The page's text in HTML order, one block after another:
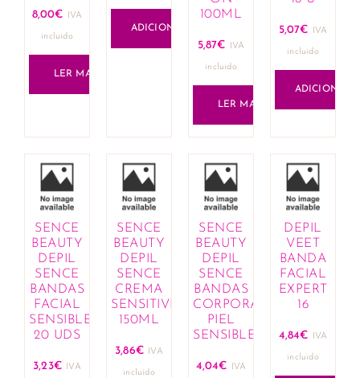
8,00€ IVA
incluido
LER MAIS
ADICIONAR
100ML
5,87€ IVA
incluido
LER MAIS
5,07€ IVA
incluido
ADICIONAR
SENCE
BEAUTY
DEPIL
SENCE
BANDAS
FACIAL
SENSIBLE
20 UDS
3,23€ IVA
SENCE
BEAUTY
DEPIL
SENCE
CREMA
SENSITIVE
150ML
3,86€ IVA
incluido
SENCE
BEAUTY
DEPIL
SENCE
BANDAS
CORPORAL
PIEL
SENSIBLE
4,04€ IVA
DEPIL
VEET
BANDA
FACIAL
EXPERT
16
4,84€ IVA
incluido